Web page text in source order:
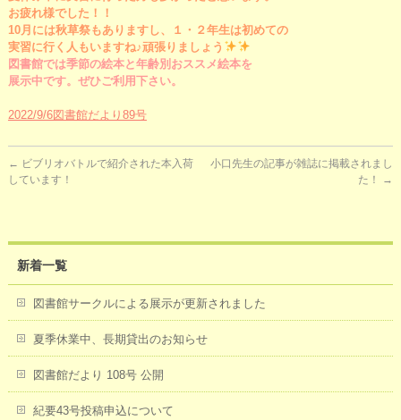
お疲れ様でした！！
10月には秋草祭もありますし、１・２年生は初めての
実習に行く人もいますね♪頑張りましょう
図書館では季節の絵本と年齢別おススメ絵本を
展示中です。ぜひご利用下さい。
2022/9/6図書館だより89号
← ビブリオバトルで紹介された本入荷
しています！
小口先生の記事が雑誌に掲載されまし
た！
→
新着一覧
図書館サークルによる展示が更新されました
夏季休業中、長期貸出のお知らせ
図書館だより 108号 公開
紀要43号投稿申込について